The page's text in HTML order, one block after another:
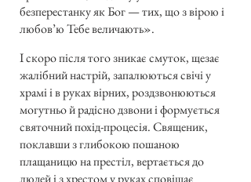
безперестанку як Бог — тих, що з вірою і
любов’ю Тебе величають».
І скоро після того зникає смуток, щезає
жалібний настрій, запалюються свічі у
храмі і в руках вірних, роздзвонюються
могутньо й радісно дзвони і формується
святочний похід-процесія. Священик,
поклавши з глибокою пошаною
плащаницю на престіл, вертається до
людей і з хрестом у руках сповіщає